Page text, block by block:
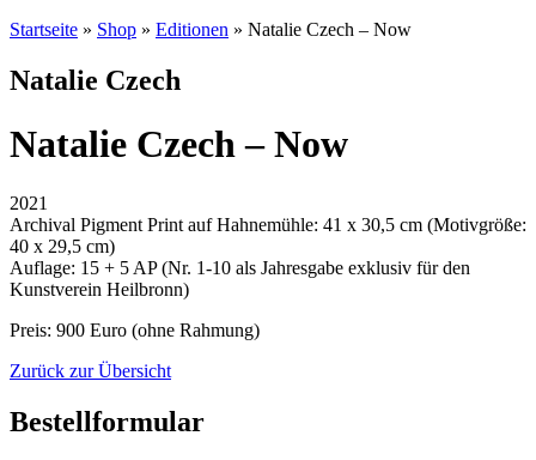
Startseite » Shop » Editionen » Natalie Czech – Now
Natalie Czech
Natalie Czech – Now
2021
Archival Pigment Print auf Hahnemühle: 41 x 30,5 cm (Motivgröße:
40 x 29,5 cm)
Auflage: 15 + 5 AP (Nr. 1-10 als Jahresgabe exklusiv für den
Kunstverein Heilbronn)
Preis: 900 Euro (ohne Rahmung)
Zurück zur Übersicht
Bestellformular